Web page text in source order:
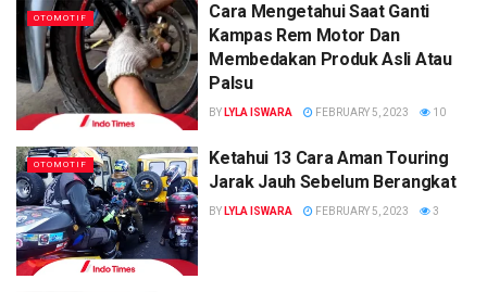
OTOMOTIF
Cara Mengetahui Saat Ganti
Kampas Rem Motor Dan
Membedakan Produk Asli Atau
Palsu
BY LYLA ISWARA FEBRUARY 5, 2023 10
OTOMOTIF
Ketahui 13 Cara Aman Touring
Jarak Jauh Sebelum Berangkat
BY LYLA ISWARA FEBRUARY 5, 2023 3